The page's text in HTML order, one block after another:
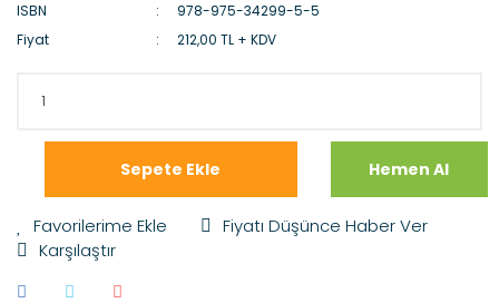
ISBN
978-975-34299-5-5
Fiyat
212,00 TL + KDV
Sepete Ekle Hemen Al
Fiyatı Düşünce Haber Ver
Karşılaştır